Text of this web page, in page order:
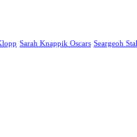
Sarah Knappik Oscars Seargeoh